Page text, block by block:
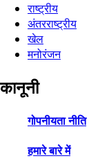
राष्ट्रीय
अंतरराष्ट्रीय
खेल
मनोरंजन
कानूनी
गोपनीयता नीति
हमारे बारे में